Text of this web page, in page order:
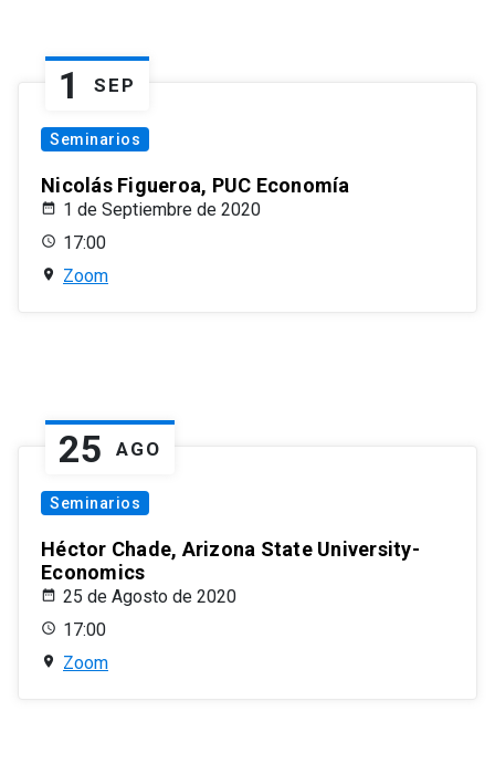
1 SEP
Seminarios
Nicolás Figueroa, PUC Economía
1 de Septiembre de 2020
17:00
Zoom
25 AGO
Seminarios
Héctor Chade, Arizona State University-
Economics
25 de Agosto de 2020
17:00
Zoom